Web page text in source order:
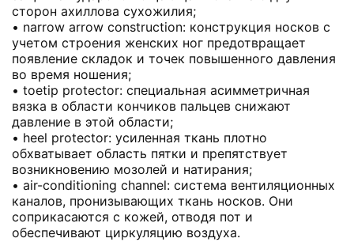
сторон ахиллова сухожилия;
• narrow arrow construction: конструкция носков с
учетом строения женских ног предотвращает
появление складок и точек повышенного давления
во время ношения;
• toetip protector: специальная асимметричная
вязка в области кончиков пальцев снижают
давление в этой области;
• heel protector: усиленная ткань плотно
обхватывает область пятки и препятствует
возникновению мозолей и натирания;
• air-conditioning channel: система вентиляционных
каналов, пронизывающих ткань носков. Они
соприкасаются с кожей, отводя пот и
обеспечивают циркуляцию воздуха.